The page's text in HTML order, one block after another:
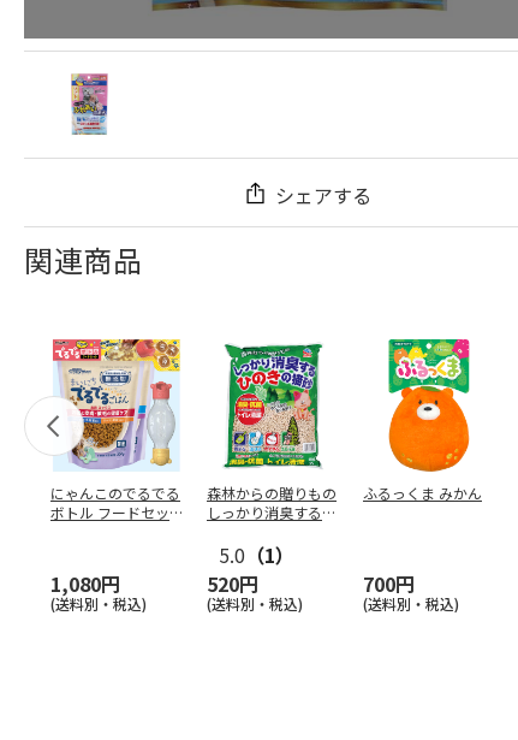
シェアする
関連商品
にゃんこのでるでる
ボトル フードセッ
1,080円
(送料別・税込)
森林からの贈りもの
しっかり消臭するひ
5.0 （1）
520円
(送料別・税込)
ふるっくま みかん
700円
(送料別・税込)